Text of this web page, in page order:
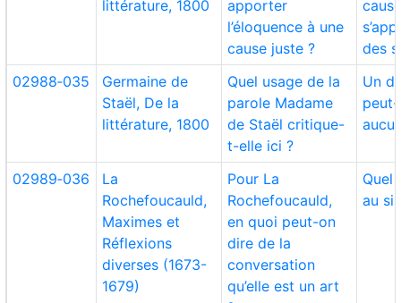
littérature, 1800
apporter
l’éloquence à une
cause juste ?
des
02988‑035
Germaine de
Staël, De la
littérature, 1800
Quel usage de la
parole Madame
de Staël critique-
t-elle ici ?
Un
peut-
02989‑036
La
Rochefoucauld,
Maximes et
Réflexions
diverses (1673-
1679)
Pour La
Rochefoucauld,
en quoi peut-on
dire de la
conversation
qu’elle est un art
Quel
au